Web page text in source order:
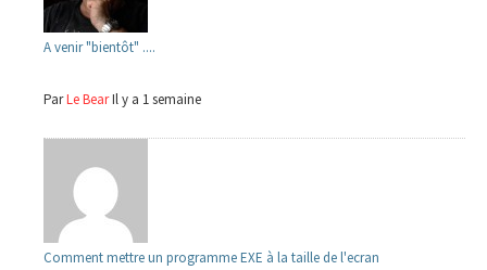
A venir "bientôt" ....
ParLe BearIl y a 1 semaine
Comment mettre un programme EXE à la taille de l'ecran